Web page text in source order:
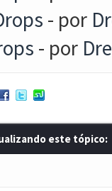
- por
- por
este tópico: